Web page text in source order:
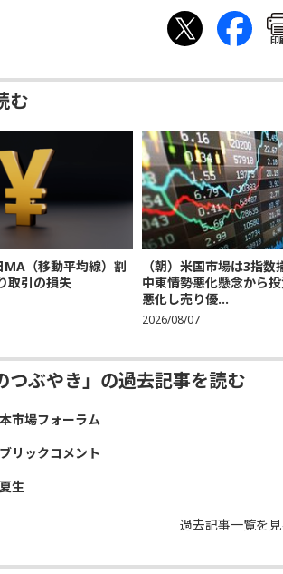
印
む
MA（移動平均線）割
取引の損失
（朝）米国市場は3指
中東情勢悪化懸念から
悪化し売り優...
2026/08/07
つぶやき」の過去記事を読む
市場フォーラム
リックコメント
生
過去記事一覧を見